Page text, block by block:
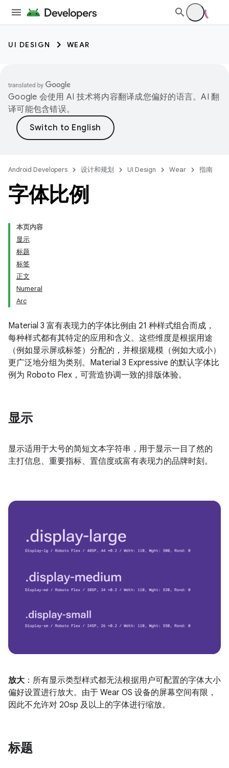
UI DESIGN WEAR
Google 会使用 AI 技术将内容翻译成您偏好的语言。AI 翻
译可能包含错误。
Android Developers 设计和规划 UI Design Wear 指南
字体比例
本页内容
显示
标题
标签
正文
Numeral
Arc
Material 3 富有表现力的字体比例由 21 种样式组合而成，
每种样式都有其特定的应用和含义。这些维度是根据用途
（例如显示屏或标签）分配的，并根据规模（例如大或小）
更广泛地分组为类别。Material 3 Expressive 的默认字体比
例为 Roboto Flex，可营造协调一致的排版体验。
显示
显示适用于大号的简短文本字符串，用于显示一目了然的
主打信息、重要指标、置信度或富有表现力的品牌时刻。
放大 ：所有显示类型样式都无法根据用户可配置的字体大小
偏好设置进行放大。由于 Wear OS 设备的屏幕空间有限，
因此不允许对 20sp 及以上的字体进行缩放。
标题